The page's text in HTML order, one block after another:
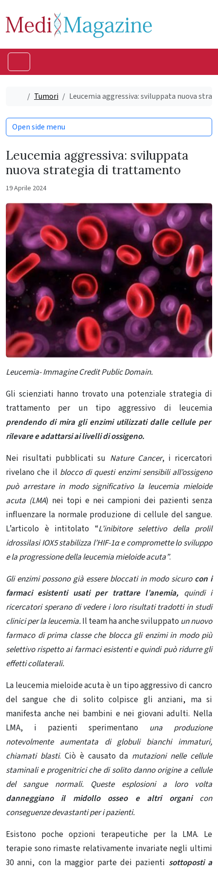
HomeTumori Leucemia aggressiva: sviluppata nuova
Leucemia aggressiva: sviluppata
nuova strategia di trattamento
19 Aprile 2024
Leucemia- Immagine Credit Public Domain.
Gli scienziati hanno trovato una potenziale strategia di
trattamento per un tipo aggressivo di leucemia
prendendo di mira gli enzimi utilizzati dalle cellule per
rilevare e adattarsi ai livelli di ossigeno.
Nei risultati pubblicati su Nature Cancer, i ricercatori
rivelano che il blocco di questi enzimi sensibili all’ossigeno
può arrestare in modo significativo la leucemia mieloide
acuta (LMA) nei topi e nei campioni dei pazienti senza
influenzare la normale produzione di cellule del sangue.
L’articolo è intitolato “L’inibitore selettivo della prolil
idrossilasi IOX5 stabilizza l’HIF-1α e compromette lo sviluppo
e la progressione della leucemia mieloide acuta”.
Gli enzimi possono già essere bloccati in modo sicuro con i
farmaci esistenti usati per trattare l’anemia, quindi i
ricercatori sperano di vedere i loro risultati tradotti in studi
clinici per la leucemia.Il team ha anche sviluppato un nuovo
farmaco di prima classe che blocca gli enzimi in modo più
selettivo rispetto ai farmaci esistenti e quindi può ridurre gli
effetti collaterali.
La leucemia mieloide acuta è un tipo aggressivo di cancro
del sangue che di solito colpisce gli anziani,ma si
manifesta anche nei bambini e nei giovani adulti. Nella
LMA, i pazienti sperimentano una produzione
notevolmente aumentata di globuli bianchi immaturi,
chiamati blasti. Ciò è causato da mutazioni nelle cellule
staminali e progenitriciche di solito danno origine a cellule
del sangue normali. Queste esplosioni a loro volta
danneggiano il midollo osseo e altri organicon
conseguenze devastanti per i pazienti.
Esistono poche opzioni terapeutiche per la LMA. Le
terapie sono rimaste relativamente invariate negli ultimi
30 anni, con la maggior parte dei pazienti sottoposti a
Open side menu